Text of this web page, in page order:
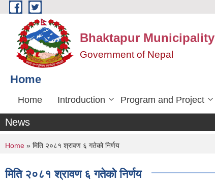
Skip to main content
Bhaktapur Municipality
Government of Nepal
Home
Home Introduction Program and Project
News
You are here
Home » मिति २०८१ श्रावण ६ गतेको निर्णय
मिति २०८१ श्रावण ६ गतेको निर्णय